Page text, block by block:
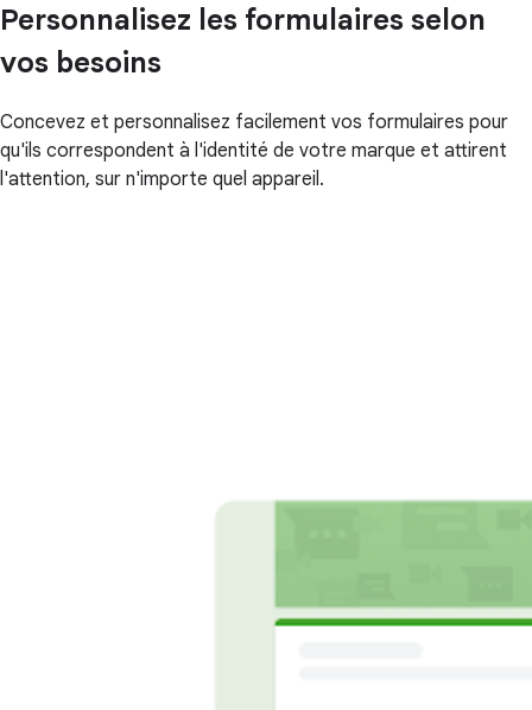
Personnalisez les formulaires selon
vos besoins
Concevez et personnalisez facilement vos formulaires pour
qu'ils correspondent à l'identité de votre marque et attirent
l'attention, sur n'importe quel appareil.